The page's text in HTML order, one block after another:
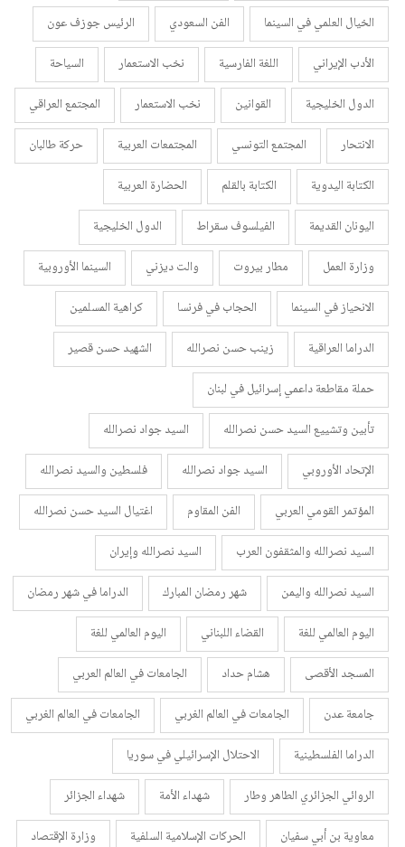
الخيال العلمي في السينما
الفن السعودي
الرئيس جوزف عون
الأدب الإيراني
اللغة الفارسية نخب الاستعمار
السياحة
الدول الخليجية
القوانين نخب الاستعمار
المجتمع العراقي
الانتحار
المجتمع التونسي المجتمعات العربية
حركة طالبان
الكتابة اليدوية
الكتابة بالقلم
الحضارة العربية
اليونان القديمة
الفيلسوف سقراط
الدول الخليجية
وزارة العمل
مطار بيروت والت ديزني
السينما الأوروبية
الانحياز في السينما
الحجاب في فرنسا
كراهية المسلمين
الدراما العراقية
زينب حسن نصرالله
الشهيد حسن قصير
حملة مقاطعة داعمي إسرائيل في لبنان
تأبين وتشييع السيد حسن نصرالله
السيد جواد نصرالله
الإتحاد الأوروبي
السيد جواد نصرالله
فلسطين والسيد نصرالله
المؤتمر القومي العربي
الفن المقاوم
اغتيال السيد حسن نصرالله
السيد نصرالله والمثقفون العرب
السيد نصرالله وإيران
السيد نصرالله واليمن
شهر رمضان المبارك
الدراما في شهر رمضان
اليوم العالمي للغة
القضاء اللبناني
اليوم العالمي للغة
المسجد الأقصى
هشام حداد
الجامعات في العالم العربي
جامعة عدن
الجامعات في العالم الغربي
الجامعات في العالم الغربي
الدراما الفلسطينية
الاحتلال الإسرائيلي في سوريا
الروائي الجزائري الطاهر وطار
شهداء الأمة
شهداء الجزائر
معاوية بن أبي سفيان
الحركات الإسلامية السلفية
وزارة الإقتصاد